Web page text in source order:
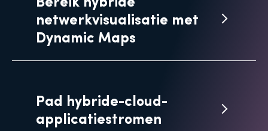
netwerkvisualisatie met
Dynamic Maps
Pad hybride-cloud-
applicatiestromen